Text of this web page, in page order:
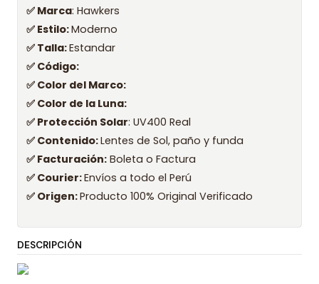
✅ Marca: Hawkers
✅ Estilo:Moderno
✅ Talla:Estandar
✅ Código:
✅ Color del Marco:
✅ Color de la Luna:
✅ Protección Solar: UV400 Real
✅ Contenido:Lentes de Sol, paño y funda
✅ Facturación: Boleta o Factura
✅ Courier:Envíos a todo el Perú
✅ Origen:Producto 100% Original Verificado
DESCRIPCIÓN